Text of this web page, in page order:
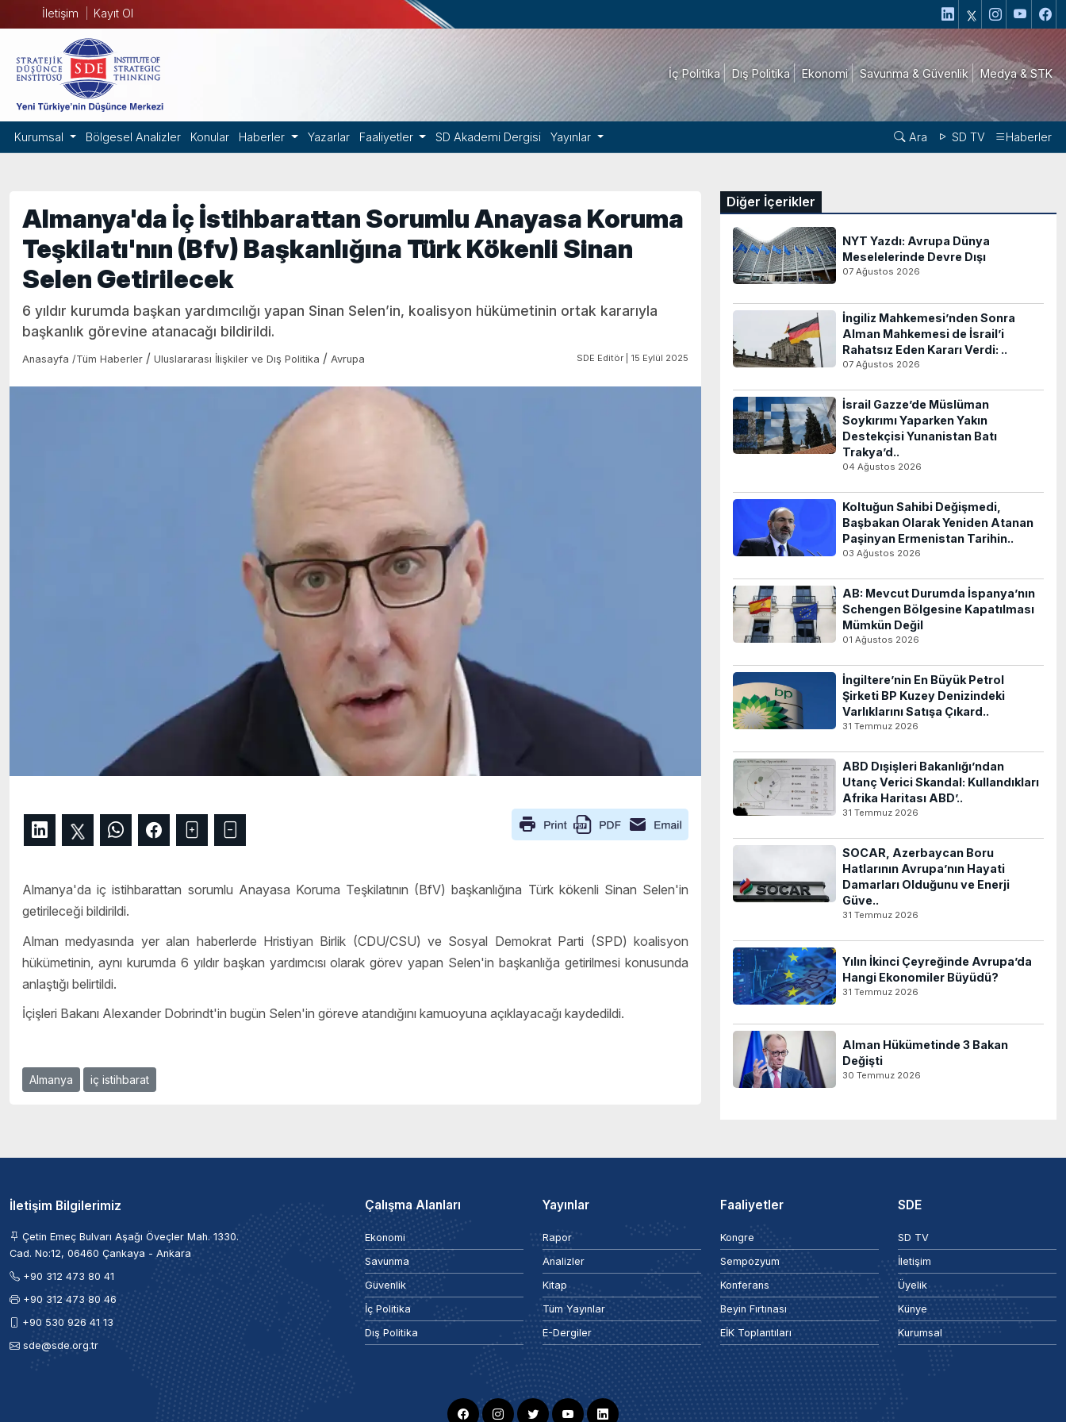
İletişim Kayıt Ol
İç Politika Dış Politika Ekonomi Savunma & Güvenlik Medya & STK
Kurumsal Bölgesel Analizler Konular Haberler Yazarlar Faaliyetler SD Akademi Dergisi Yayınlar Ara SD TV Haberler
Almanya'da İç İstihbarattan Sorumlu Anayasa Koruma
Teşkilatı'nın (Bfv) Başkanlığına Türk Kökenli Sinan
Selen Getirilecek
6 yıldır kurumda başkan yardımcılığı yapan Sinan Selen’in, koalisyon hükümetinin ortak kararıyla
başkanlık görevine atanacağı bildirildi.
Anasayfa /Tüm Haberler / Uluslararası İlişkiler ve Dış Politika / Avrupa SDE Editör | 15 Eylül 2025
Almanya'da iç istihbarattan sorumlu Anayasa Koruma Teşkilatının (BfV) başkanlığına Türk kökenli Sinan Selen'in
getirileceği bildirildi.
Alman medyasında yer alan haberlerde Hristiyan Birlik (CDU/CSU) ve Sosyal Demokrat Parti (SPD) koalisyon
hükümetinin, aynı kurumda 6 yıldır başkan yardımcısı olarak görev yapan Selen'in başkanlığa getirilmesi konusunda
anlaştığı belirtildi.
İçişleri Bakanı Alexander Dobrindt'in bugün Selen'in göreve atandığını kamuoyuna açıklayacağı kaydedildi.
Almanya iç istihbarat
Diğer İçerikler
NYT Yazdı: Avrupa Dünya
Meselelerinde Devre Dışı
07 Ağustos 2026
İngiliz Mahkemesi’nden Sonra
Alman Mahkemesi de İsrail’i
Rahatsız Eden Kararı Verdi: ..
07 Ağustos 2026
İsrail Gazze’de Müslüman
Soykırımı Yaparken Yakın
Destekçisi Yunanistan Batı
Trakya’d..
04 Ağustos 2026
Koltuğun Sahibi Değişmedi,
Başbakan Olarak Yeniden Atanan
Paşinyan Ermenistan Tarihin..
03 Ağustos 2026
AB: Mevcut Durumda İspanya’nın
Schengen Bölgesine Kapatılması
Mümkün Değil
01 Ağustos 2026
İngiltere’nin En Büyük Petrol
Şirketi BP Kuzey Denizindeki
Varlıklarını Satışa Çıkard..
31 Temmuz 2026
ABD Dışişleri Bakanlığı’ndan
Utanç Verici Skandal: Kullandıkları
Afrika Haritası ABD’..
31 Temmuz 2026
SOCAR, Azerbaycan Boru
Hatlarının Avrupa’nın Hayati
Damarları Olduğunu ve Enerji
Güve..
31 Temmuz 2026
Yılın İkinci Çeyreğinde Avrupa’da
Hangi Ekonomiler Büyüdü?
31 Temmuz 2026
Alman Hükümetinde 3 Bakan
Değişti
30 Temmuz 2026
İletişim Bilgilerimiz
Çetin Emeç Bulvarı Aşağı Öveçler Mah. 1330.
Cad. No:12, 06460 Çankaya - Ankara
+90 312 473 80 41
+90 312 473 80 46
+90 530 926 41 13
sde@sde.org.tr
Çalışma Alanları
Ekonomi
Savunma
Güvenlik
İç Politika
Dış Politika
Yayınlar
Rapor
Analizler
Kitap
Tüm Yayınlar
E-Dergiler
Faaliyetler
Kongre
Sempozyum
Konferans
Beyin Fırtınası
EİK Toplantıları
SDE
SD TV
İletişim
Üyelik
Künye
Kurumsal